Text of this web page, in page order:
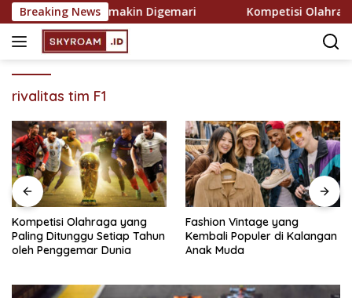
Skip
to
content
Breaking News
yang Semakin Digemari Kompetisi Olahraga
rivalitas tim F1
Kompetisi Olahraga yang
Paling Ditunggu Setiap Tahun
oleh Penggemar Dunia
Fashion Vintage yang
Kembali Populer di Kalangan
Anak Muda